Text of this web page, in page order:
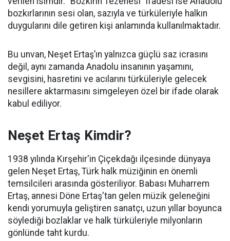
bozkırlarının sesi olan, sazıyla ve türküleriyle halkın
duygularını dile getiren kişi anlamında kullanılmaktadır.
Bu unvan, Neşet Ertaş’ın yalnızca güçlü saz icrasını
değil, aynı zamanda Anadolu insanının yaşamını,
sevgisini, hasretini ve acılarını türküleriyle gelecek
nesillere aktarmasını simgeleyen özel bir ifade olarak
kabul ediliyor.
Neşet Ertaş Kimdir?
1938 yılında Kırşehir'in Çiçekdağı ilçesinde dünyaya
gelen Neşet Ertaş, Türk halk müziğinin en önemli
temsilcileri arasında gösteriliyor. Babası Muharrem
Ertaş, annesi Döne Ertaş'tan gelen müzik geleneğini
kendi yorumuyla geliştiren sanatçı, uzun yıllar boyunca
söylediği bozlaklar ve halk türküleriyle milyonların
gönlünde taht kurdu.